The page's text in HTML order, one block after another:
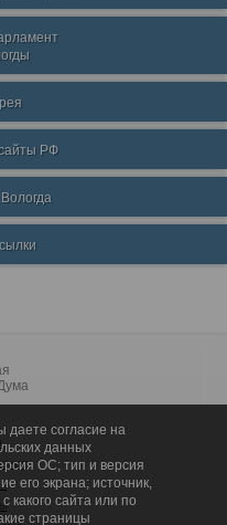
РФ
даете согласие на
данных
ОС; тип и версия
его экрана; источник,
какого сайта или по
страницы